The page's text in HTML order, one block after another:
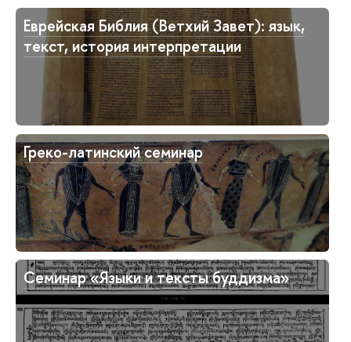
Еврейская Библия (Ветхий Завет): язык,
текст, история интерпретации
Греко-латинский семинар
Семинар «Языки и тексты буддизма»